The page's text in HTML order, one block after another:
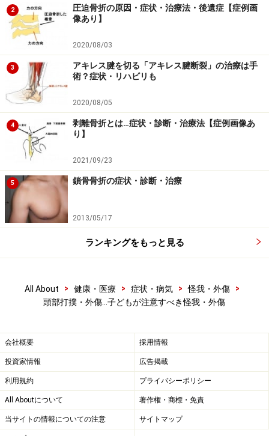
2
圧迫骨折の原因・症状・治療法・後遺症【症例画
像あり】
2020/08/03
3
アキレス腱を切る「アキレス腱断裂」の治療は手
術？症状・リハビリも
2020/08/05
4
剥離骨折とは…症状・診断・治療法【症例画像あ
り】
2021/09/23
5 鎖骨骨折の症状・診断・治療
2013/05/17
ランキングをもっと見る
All About > 健康・医療 > 症状・病気 > 怪我・外傷
>
頭部打撲・外傷…子どもが注意すべき怪我・外傷
会社概要 採用情報
投資家情報 広告掲載
利用規約 プライバシーポリシー
All Aboutについて 著作権・商標・免責
当サイトの情報についての注意 サイトマップ